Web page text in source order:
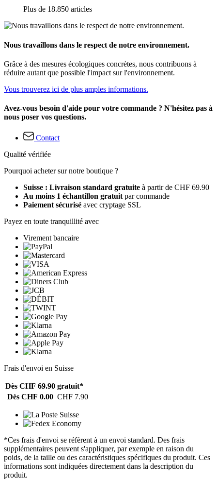
Plus de 18.850 articles
Nous travaillons dans le respect de notre environnement.
Grâce à des mesures écologiques concrètes, nous contribuons à
réduire autant que possible l'impact sur l'environnement.
Vous trouverez ici de plus amples informations.
Avez-vous besoin d'aide pour votre commande ? N'hésitez pas à
nous poser vos questions.
Contact
Qualité vérifiée
Pourquoi acheter sur notre boutique ?
Suisse : Livraison standard gratuite à partir de CHF 69.90
Au moins 1 échantillon gratuit par commande
Paiement sécurisé avec cryptage SSL
Payez en toute tranquillité avec
Virement bancaire
Frais d'envoi en Suisse
Dès CHF 69.90 gratuit*
Dès CHF 0.00 CHF 7.90
*Ces frais d'envoi se réfèrent à un envoi standard. Des frais
supplémentaires peuvent s'appliquer, par exemple en raison du
poids, de la taille ou des caractéristiques spécifiques du produit. Ces
informations sont indiquées directement dans la description du
produit.